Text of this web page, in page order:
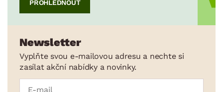
PROHLÉDNOUT
Newsletter
Vyplňte svou e-mailovou adresu a nechte si
zasílat akční nabídky a novinky.